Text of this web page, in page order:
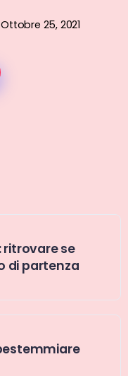
Ottobre 25, 2021
ritrovare se
di partenza